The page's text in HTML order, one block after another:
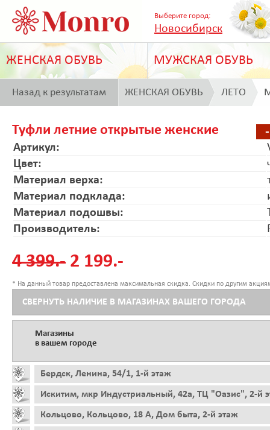
Выберите город:
Новосибирск
ЖЕНСКАЯ ОБУВЬ МУЖСКАЯ ОБУВЬ
Назад к результатам ЖЕНСКАЯ ОБУВЬ ЛЕТО
Туфли летние открытые женские
Артикул:
Цвет:
Материал верха:
Материал подклада:
Материал подошвы:
Производитель:
4 399.- 2 199.-
* На данный товар предоставлена максимальная скидка. Скидки по другим
СВЕРНУТЬ НАЛИЧИЕ В МАГАЗИНАХ ВАШЕГО ГОРОДА
Магазины
в вашем городе
Бердск, Ленина, 54/1, 1-й этаж
Искитим, мкр Индустриальный, 42а, ТЦ "Оазис", 2-й
Кольцово, Кольцово, 18 А, Дом быта, 2-й этаж